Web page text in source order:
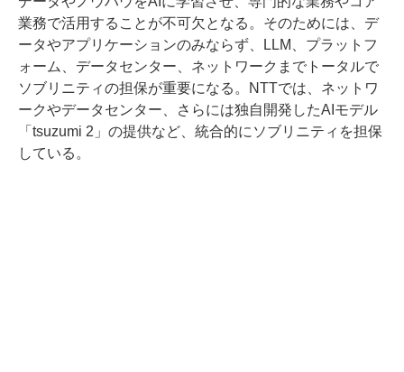
業務で活用することが不可欠となる。そのためには、デ
ータやアプリケーションのみならず、LLM、プラットフ
ォーム、データセンター、ネットワークまでトータルで
ソブリニティの担保が重要になる。NTTでは、ネットワ
ークやデータセンター、さらには独自開発したAIモデル
「tsuzumi 2」の提供など、統合的にソブリニティを担保
している。